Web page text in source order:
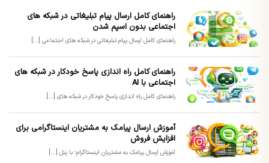
راهنمای کامل ارسال پیام تبلیغاتی در شبکه های
اجتماعی بدون اسپم شدن
راهنمای کامل ارسال پیام تبلیغاتی در شبکه های اجتماعی [...]
راهنمای کامل راه اندازی پاسخ خودکار در شبکه های
اجتماعی با AI
راهنمای کامل راه اندازی پاسخ خودکار در شبکه های [...]
آموزش ارسال پیامک به مشتریان اینستاگرامی برای
افزایش فروش
آموزش ارسال پیامک به مشتریان اینستاگرام؛ با پنل [...]